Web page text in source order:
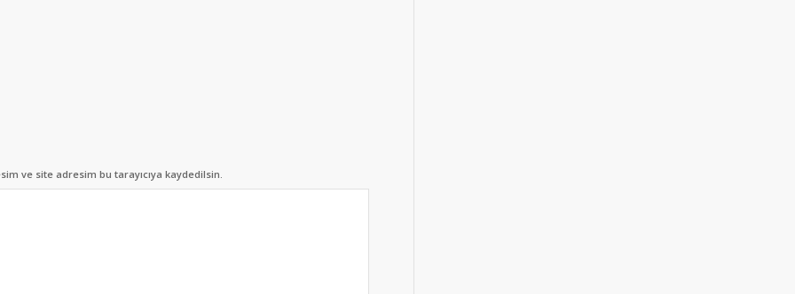
ve site adresim bu tarayıcıya kaydedilsin.